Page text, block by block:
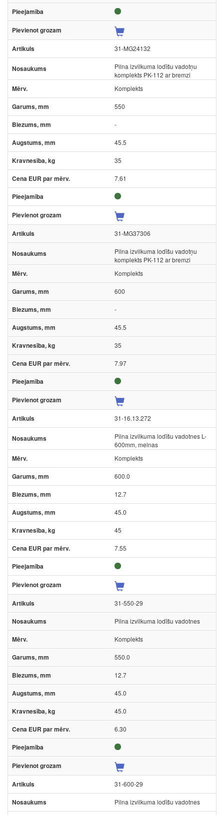
31-MG24132
Pilna izvilkuma lodīšu vadotņu
komplekts PK-112 ar bremzi
Komplekts
550
-
45.5
35
7.61
31-MG37306
Pilna izvilkuma lodīšu vadotņu
komplekts PK-112 ar bremzi
Komplekts
600
-
45.5
35
7.97
31-16.13.272
Pilna izvilkuma lodīšu vadotnes L-
600mm, melnas
Komplekts
600.0
12.7
45.0
45
7.55
31-550-29
Pilna izvilkuma lodīšu vadotnes
Komplekts
550.0
12.7
45.0
45.0
6.30
31-600-29
Pilna izvilkuma lodīšu vadotnes